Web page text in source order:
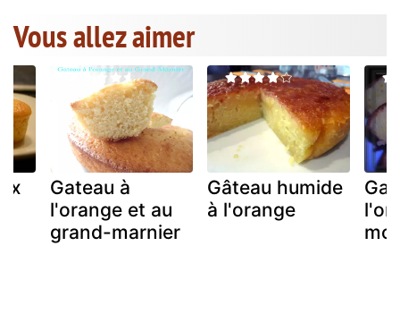
Vous allez aimer
Gateau à
l'orange et au
grand-marnier
Gâteau humide
à l'orange